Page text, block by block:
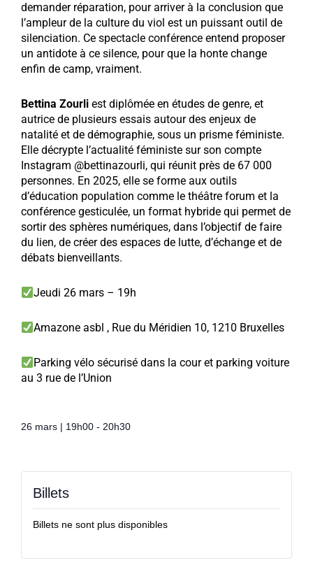
demander réparation, pour arriver à la conclusion que
l’ampleur de la culture du viol est un puissant outil de
silenciation. Ce spectacle conférence entend proposer
un antidote à ce silence, pour que la honte change
enfin de camp, vraiment.
Bettina Zourli est diplômée en études de genre, et
autrice de plusieurs essais autour des enjeux de
natalité et de démographie, sous un prisme féministe.
Elle décrypte l’actualité féministe sur son compte
Instagram @bettinazourli, qui réunit près de 67 000
personnes. En 2025, elle se forme aux outils
d’éducation population comme le théâtre forum et la
conférence gesticulée, un format hybride qui permet de
sortir des sphères numériques, dans l’objectif de faire
du lien, de créer des espaces de lutte, d’échange et de
débats bienveillants.
Jeudi 26 mars – 19h
Amazone asbl , Rue du Méridien 10, 1210 Bruxelles
Parking vélo sécurisé dans la cour et parking voiture
au 3 rue de l’Union
26 mars 19h00 - 20h30
Billets
Billets ne sont plus disponibles